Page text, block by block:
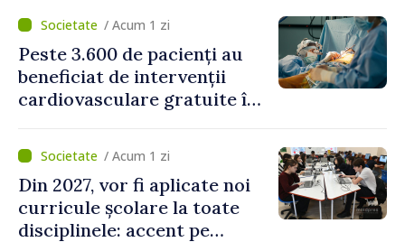
canalizare
/ Acum 1 zi
Peste 3.600 de pacienți au
beneficiat de intervenții
cardiovasculare gratuite în
/ Acum 1 zi
Din 2027, vor fi aplicate noi
curricule școlare la toate
disciplinele: accent pe